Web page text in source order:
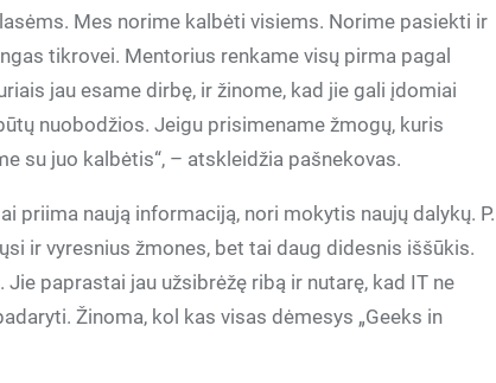
Mes norime kalbėti visiems. Norime pasiekti ir
tikrovei. Mentorius renkame visų pirma pagal
jau esame dirbę, ir žinome, kad jie gali įdomiai
nuobodžios. Jeigu prisimename žmogų, kuris
su juo kalbėtis“, – atskleidžia pašnekovas.
priima naują informaciją, nori mokytis naujų dalykų. P.
ir vyresnius žmones, bet tai daug didesnis iššūkis.
paprastai jau užsibrėžę ribą ir nutarę, kad IT ne
Žinoma, kol kas visas dėmesys „Geeks in